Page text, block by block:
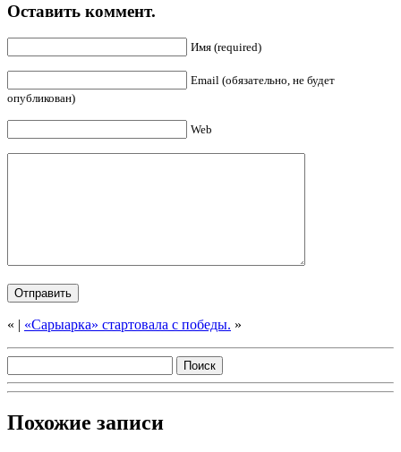
Оставить коммент.
Имя (required)
Email (обязательно, не будет
опубликован)
Web
« | «Сарыарка» стартовала с победы. »
Похожие записи